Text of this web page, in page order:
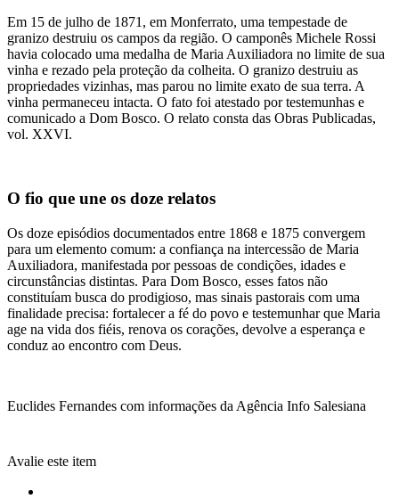
Em 15 de julho de 1871, em Monferrato, uma tempestade de
granizo destruiu os campos da região. O camponês Michele Rossi
havia colocado uma medalha de Maria Auxiliadora no limite de sua
vinha e rezado pela proteção da colheita. O granizo destruiu as
propriedades vizinhas, mas parou no limite exato de sua terra. A
vinha permaneceu intacta. O fato foi atestado por testemunhas e
comunicado a Dom Bosco. O relato consta das Obras Publicadas,
vol. XXVI.
O fio que une os doze relatos
Os doze episódios documentados entre 1868 e 1875 convergem
para um elemento comum: a confiança na intercessão de Maria
Auxiliadora, manifestada por pessoas de condições, idades e
circunstâncias distintas. Para Dom Bosco, esses fatos não
constituíam busca do prodigioso, mas sinais pastorais com uma
finalidade precisa: fortalecer a fé do povo e testemunhar que Maria
age na vida dos fiéis, renova os corações, devolve a esperança e
conduz ao encontro com Deus.
Euclides Fernandes com informações da Agência Info Salesiana
Avalie este item